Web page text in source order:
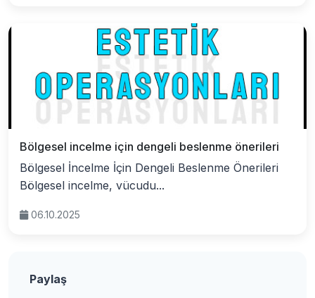
Bölgesel incelme için dengeli beslenme önerileri
Bölgesel İncelme İçin Dengeli Beslenme Önerileri
Bölgesel incelme, vücudu...
06.10.2025
Paylaş